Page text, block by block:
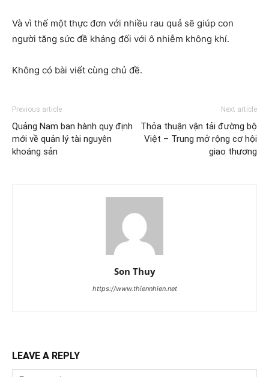
Và vì thế một thực đơn với nhiều rau quả sẽ giúp con
người tăng sức đề kháng đối với ô nhiễm không khí.
Không có bài viết cùng chủ đề.
Previous article
Quảng Nam ban hành quy định
mới về quản lý tài nguyên
khoáng sản
Next article
Thỏa thuận vận tải đường bộ
Việt – Trung mở rộng cơ hội
giao thương
Son Thuy
https://www.thiennhien.net
LEAVE A REPLY